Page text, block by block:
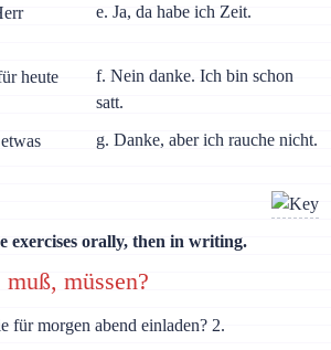
e. Ja, da habe ich Zeit.
heute
f. Nein danke. Ich bin schon
satt.
g. Danke, aber ich rauche nicht.
exercises orally, then in writing.
müssen?
für morgen abend einladen? 2.